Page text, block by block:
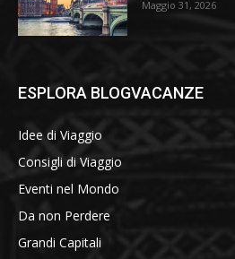
Maggio 31, 2026
ESPLORA BLOGVACANZE
Idee di Viaggio
Consigli di Viaggio
Eventi nel Mondo
Da non Perdere
Grandi Capitali